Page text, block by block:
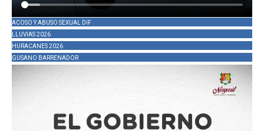
ACOSO Y ABUSO SEXUAL DIF
LLUVIAS 2026
HURACANES 2026
GUSANO BARRENADOR